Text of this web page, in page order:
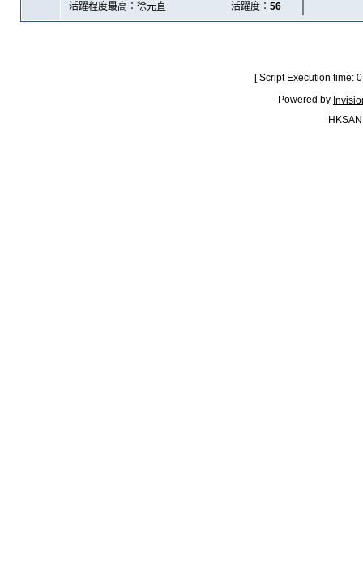
活躍程度最高： 徐元直 活躍度： 56
[ Script Execution time:
Powered by